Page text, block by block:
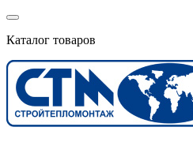
Каталог товаров